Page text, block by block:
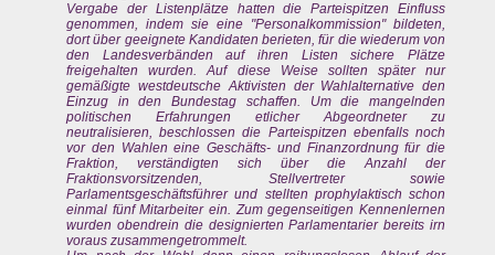
Vergabe der Listenplätze hatten die Parteispitzen Einfluss
genommen, indem sie eine "Personalkommission" bildeten,
dort über geeignete Kandidaten berieten, für die wiederum von
den Landesverbänden auf ihren Listen sichere Plätze
freigehalten wurden. Auf diese Weise sollten später nur
gemäßigte westdeutsche Aktivisten der Wahlalternative den
Einzug in den Bundestag schaffen. Um die mangelnden
politischen Erfahrungen etlicher Abgeordneter zu
neutralisieren, beschlossen die Parteispitzen ebenfalls noch
vor den Wahlen eine Geschäfts- und Finanzordnung für die
Fraktion, verständigten sich über die Anzahl der
Fraktionsvorsitzenden, Stellvertreter sowie
Parlamentsgeschäftsführer und stellten prophylaktisch schon
einmal fünf Mitarbeiter ein. Zum gegenseitigen Kennenlernen
wurden obendrein die designierten Parlamentarier bereits irn
voraus zusammengetrommelt.